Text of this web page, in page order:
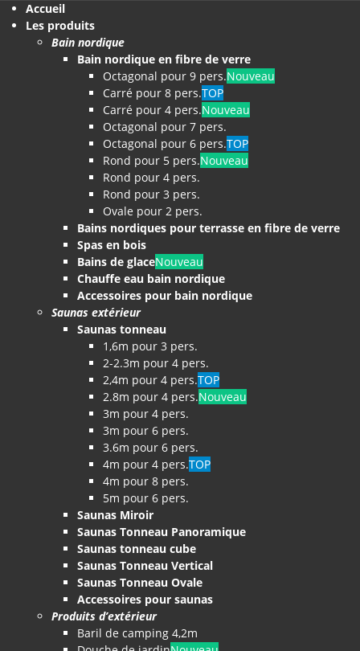
Accueil
Les produits
Bain nordique
Bain nordique en fibre de verre
Octagonal pour 9 pers.Nouveau
Carré pour 8 pers.TOP
Carré pour 4 pers.Nouveau
Octagonal pour 7 pers.
Octagonal pour 6 pers.TOP
Rond pour 5 pers.Nouveau
Rond pour 4 pers.
Rond pour 3 pers.
Ovale pour 2 pers.
Bains nordiques pour terrasse en fibre de verre
Spas en bois
Bains de glaceNouveau
Chauffe eau bain nordique
Accessoires pour bain nordique
Saunas extérieur
Saunas tonneau
1,6m pour 3 pers.
2-2.3m pour 4 pers.
2,4m pour 4 pers.TOP
2.8m pour 4 pers.Nouveau
3m pour 4 pers.
3m pour 6 pers.
3.6m pour 6 pers.
4m pour 4 pers.TOP
4m pour 8 pers.
5m pour 6 pers.
Saunas Miroir
Saunas Tonneau Panoramique
Saunas tonneau cube
Saunas Tonneau Vertical
Saunas Tonneau Ovale
Accessoires pour saunas
Produits d’extérieur
Baril de camping 4,2m